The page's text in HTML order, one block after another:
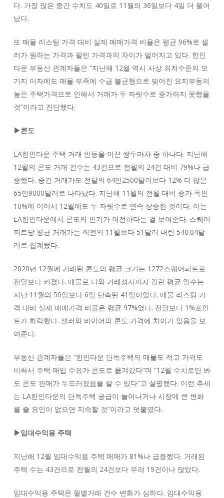
다. 가장 많은 중간 수치도 40일로 11월의 36일보다 4일 더 불어
났다.
또 매물 리스팅 가격 대비 실제 매매가격 비율은 평균 96%로 셀
러가 원하는 가격과 팔린 가격과의 차이가 벌어지고 있다. 한인
타운 부동산 관계자들은 “지난해 12월 역시 사상 최저수준의 모
기지 이자에도 매물 부족에 수급 불균형으로 빚어진 요지부동의
높은 주택가격으로 인해서 거래가 두 자릿수로 증가하지 못했을
것”이라고 진단했다.
▶콘도
LA한인타운 주택 거래 반등을 이끈 쌍두마차 중 하나다. 지난해
12월의 콘도 거래 건수는 43건으로 전월의 24건 대비 79%나 급
증했다. 중간 거래가도 전달의 64만2500달러보다 12% 더 많은
65만9000달러로 나타났다. 지난해 11월의 전월 대비 증가 폭인
10%에 이어서 12월에도 두 자릿수로 연속 상승한 것이다. 이는
LA한인타운에서 콘도의 인기가 여전하다는 걸 보여준다. 스퀘어
피트당 평균 거래가는 직전의 11월보다 51달러 내린 540.04달
러로 집계됐다.
2020년 12월에 거래된 콘도의 평균 크기는 1272스퀘어피트로
전달보다 커졌다. 매물로 나와 거래성사까지 걸린 평균 일수는
지난 11월의 50일보다 6일 단축된 41일이었다. 매물 리스팅 가
격 대비 실제 매매가격 비율은 평균 97%였다. 전달보다 1%포인
트가 하락했다. 셀러와 바이어의 콘도 가격에 차이가 있음을 보
여준다.
부동산 관계자들은 “한인타운 단독주택의 매물도 적고 가격도
비싸서 주택 매입 수요가 콘도로 옮겨갔다”며 “12월 수치로만 봐
도 콘도 판매가 두드러졌음을 알 수 있다”고 설명했다. 이런 추세
는 LA한인타운의 단독주택 공급이 늘어나거나 시장에 큰 변화
를 줄 요인이 없으면 지속할 것”이라고 덧붙였다.
▶임대수익용 주택
지난해 12월 임대수익용 주택 매매가 81%나 급증했다. 거래된
주택 수는 43건으로 전월의 24건보다 무려 19건이나 많았다.
임대수익용 주택은 월별거래 건수 변화가 심하다. 임대수익용